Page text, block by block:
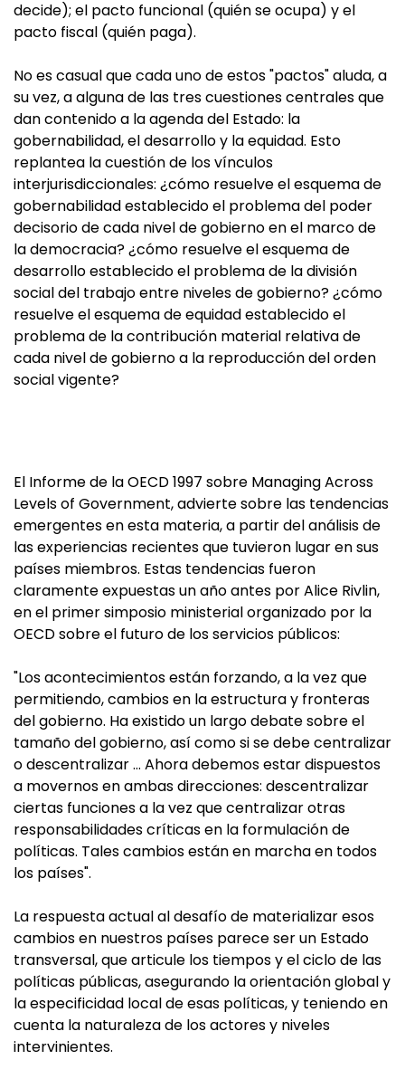
decide); el pacto funcional (quién se ocupa) y el
pacto fiscal (quién paga).
No es casual que cada uno de estos "pactos" aluda, a
su vez, a alguna de las tres cuestiones centrales que
dan contenido a la agenda del Estado: la
gobernabilidad, el desarrollo y la equidad. Esto
replantea la cuestión de los vínculos
interjurisdiccionales: ¿cómo resuelve el esquema de
gobernabilidad establecido el problema del poder
decisorio de cada nivel de gobierno en el marco de
la democracia? ¿cómo resuelve el esquema de
desarrollo establecido el problema de la división
social del trabajo entre niveles de gobierno? ¿cómo
resuelve el esquema de equidad establecido el
problema de la contribución material relativa de
cada nivel de gobierno a la reproducción del orden
social vigente?
El Informe de la OECD 1997 sobre Managing Across
Levels of Government, advierte sobre las tendencias
emergentes en esta materia, a partir del análisis de
las experiencias recientes que tuvieron lugar en sus
países miembros. Estas tendencias fueron
claramente expuestas un año antes por Alice Rivlin,
en el primer simposio ministerial organizado por la
OECD sobre el futuro de los servicios públicos:
"Los acontecimientos están forzando, a la vez que
permitiendo, cambios en la estructura y fronteras
del gobierno. Ha existido un largo debate sobre el
tamaño del gobierno, así como si se debe centralizar
o descentralizar … Ahora debemos estar dispuestos
a movernos en ambas direcciones: descentralizar
ciertas funciones a la vez que centralizar otras
responsabilidades críticas en la formulación de
políticas. Tales cambios están en marcha en todos
los países".
La respuesta actual al desafío de materializar esos
cambios en nuestros países parece ser un Estado
transversal, que articule los tiempos y el ciclo de las
políticas públicas, asegurando la orientación global y
la especificidad local de esas políticas, y teniendo en
cuenta la naturaleza de los actores y niveles
intervinientes.